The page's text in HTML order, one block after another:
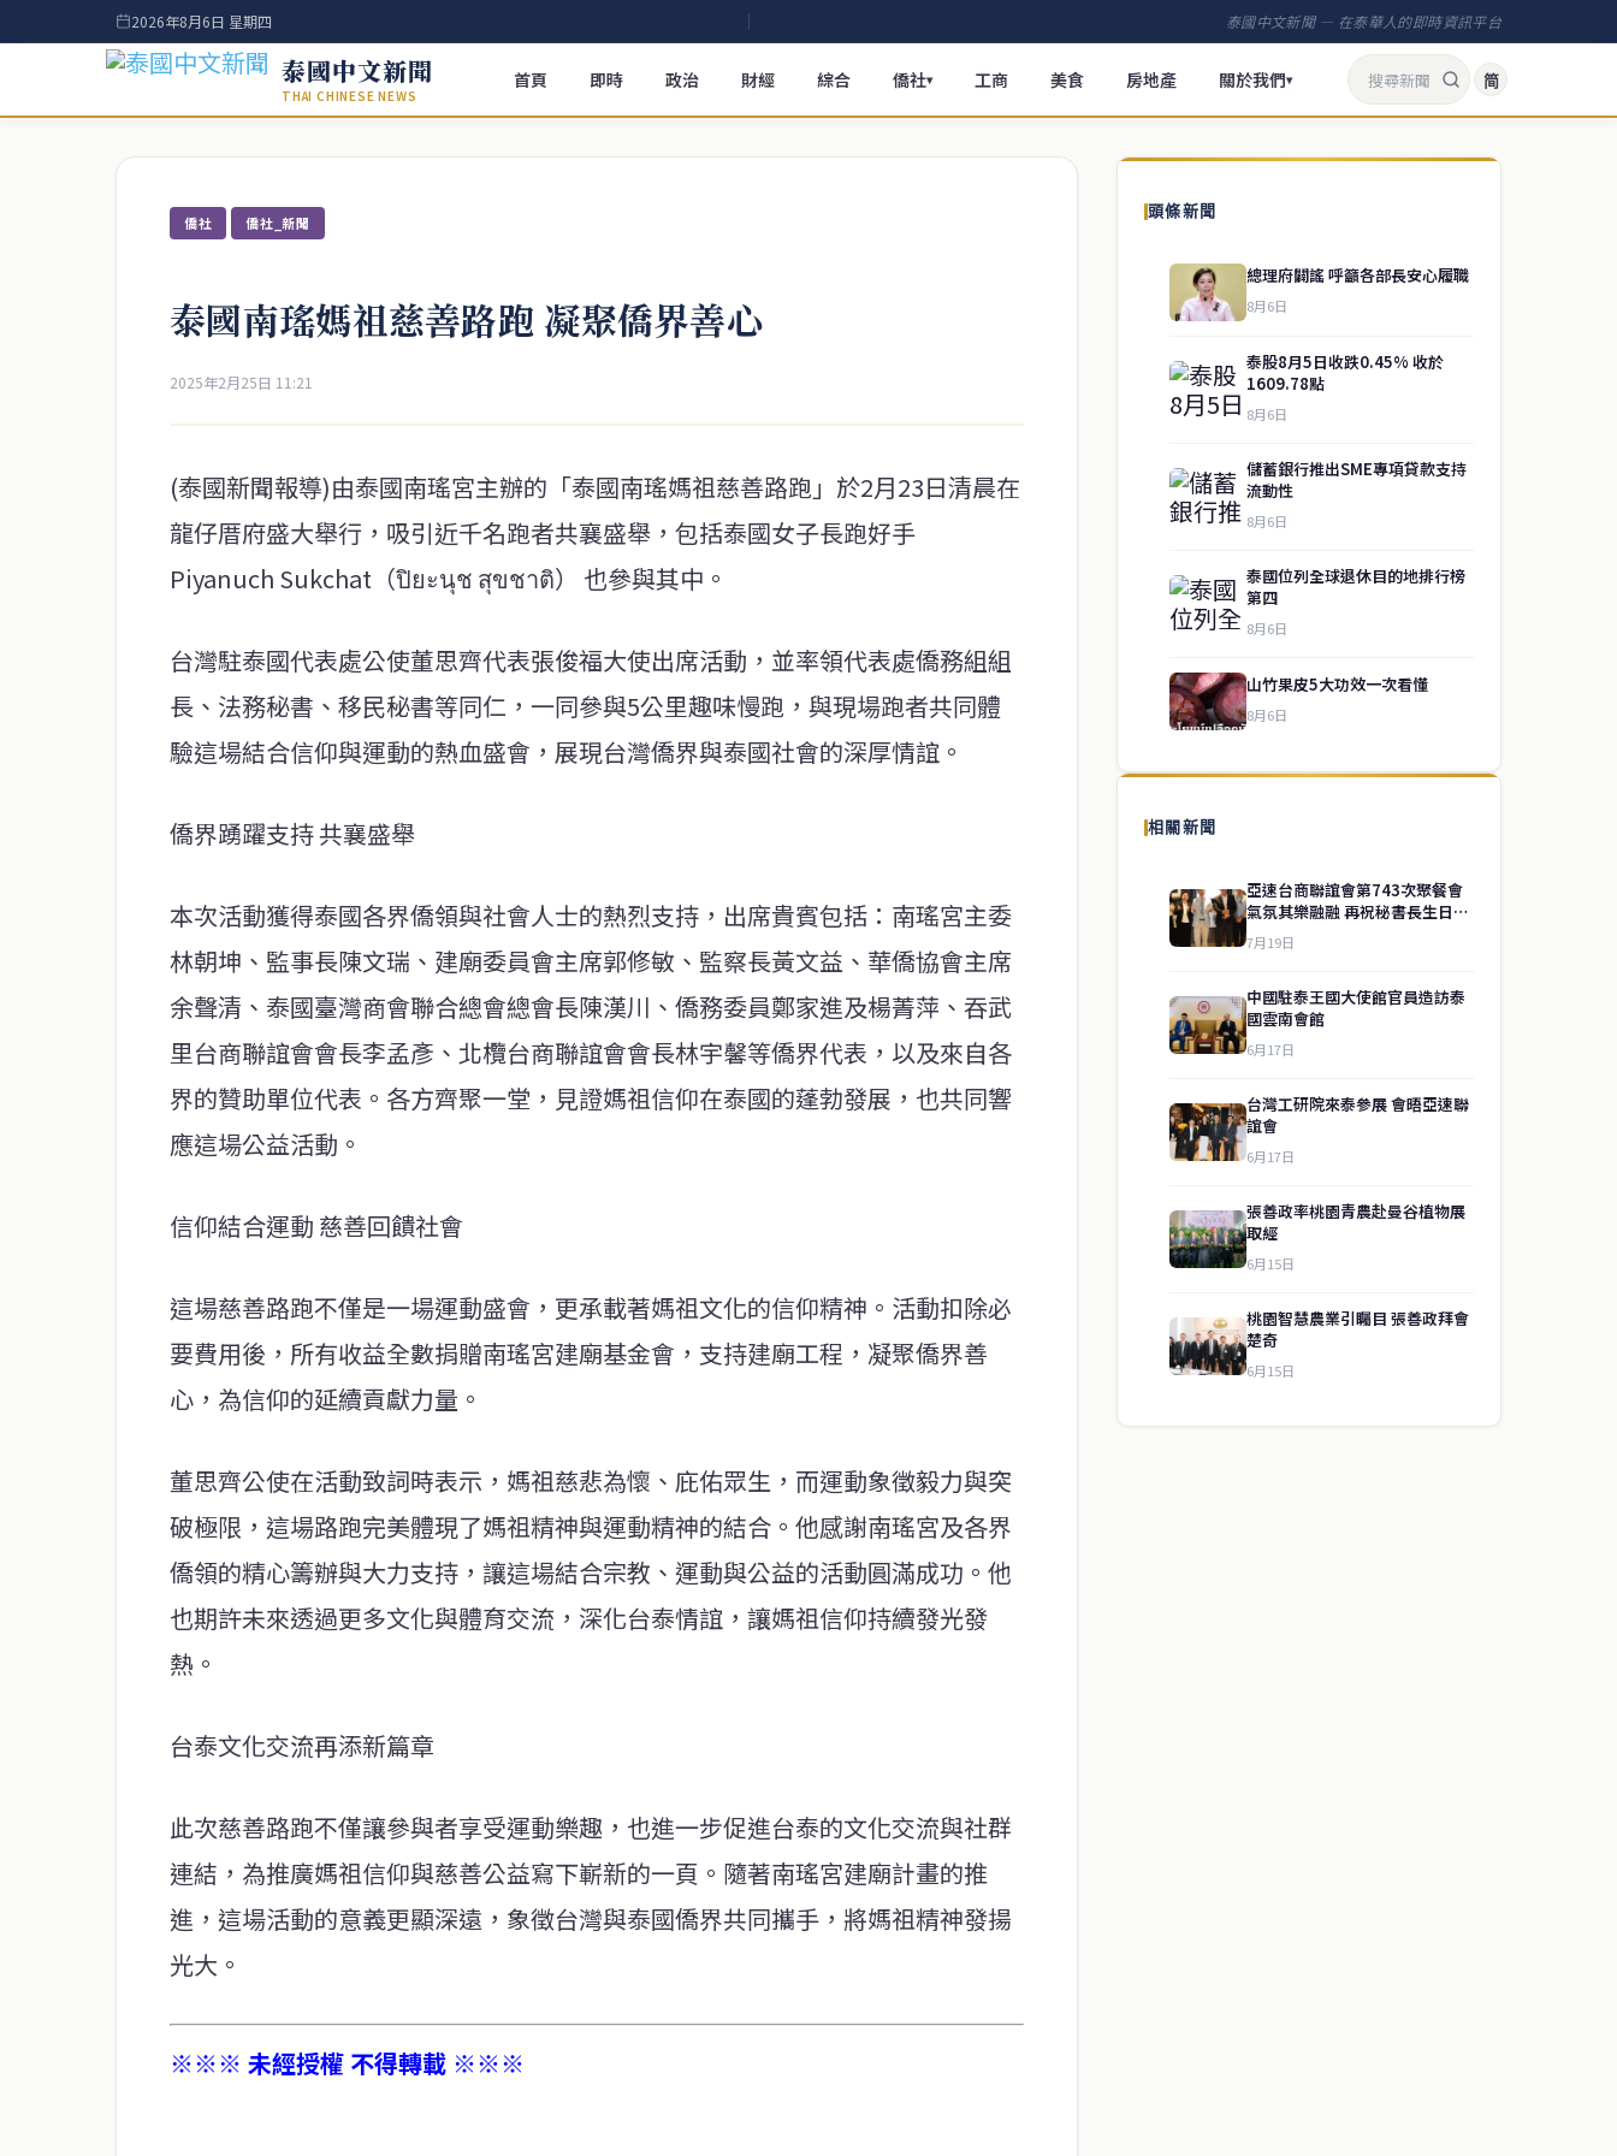
2026年8月6日 星期四 泰國中文新聞 — 在泰華人的即時資訊平台
泰國中文新聞
THAI CHINESE NEWS
首頁 即時 政治 財經 綜合 僑社▾ 工商 美食 房地產 關於我們▾ 简
僑社 僑社_新聞
泰國南瑤媽祖慈善路跑 凝聚僑界善心
2025年2月25日 11:21
(泰國新聞報導)由泰國南瑤宮主辦的「泰國南瑤媽祖慈善路跑」於2月23日清晨在
龍仔厝府盛大舉行，吸引近千名跑者共襄盛舉，包括泰國女子長跑好手
Piyanuch Sukchat（ปิยะนุช สุขชาติ） 也參與其中。
台灣駐泰國代表處公使董思齊代表張俊福大使出席活動，並率領代表處僑務組組
長、法務秘書、移民秘書等同仁，一同參與5公里趣味慢跑，與現場跑者共同體
驗這場結合信仰與運動的熱血盛會，展現台灣僑界與泰國社會的深厚情誼。
僑界踴躍支持 共襄盛舉
本次活動獲得泰國各界僑領與社會人士的熱烈支持，出席貴賓包括：南瑤宮主委
林朝坤、監事長陳文瑞、建廟委員會主席郭修敏、監察長黃文益、華僑協會主席
余聲清、泰國臺灣商會聯合總會總會長陳漢川、僑務委員鄭家進及楊菁萍、吞武
里台商聯誼會會長李孟彥、北欖台商聯誼會會長林宇馨等僑界代表，以及來自各
界的贊助單位代表。各方齊聚一堂，見證媽祖信仰在泰國的蓬勃發展，也共同響
應這場公益活動。
信仰結合運動 慈善回饋社會
這場慈善路跑不僅是一場運動盛會，更承載著媽祖文化的信仰精神。活動扣除必
要費用後，所有收益全數捐贈南瑤宮建廟基金會，支持建廟工程，凝聚僑界善
心，為信仰的延續貢獻力量。
董思齊公使在活動致詞時表示，媽祖慈悲為懷、庇佑眾生，而運動象徵毅力與突
破極限，這場路跑完美體現了媽祖精神與運動精神的結合。他感謝南瑤宮及各界
僑領的精心籌辦與大力支持，讓這場結合宗教、運動與公益的活動圓滿成功。他
也期許未來透過更多文化與體育交流，深化台泰情誼，讓媽祖信仰持續發光發
熱。
台泰文化交流再添新篇章
此次慈善路跑不僅讓參與者享受運動樂趣，也進一步促進台泰的文化交流與社群
連結，為推廣媽祖信仰與慈善公益寫下嶄新的一頁。隨著南瑤宮建廟計畫的推
進，這場活動的意義更顯深遠，象徵台灣與泰國僑界共同攜手，將媽祖精神發揚
光大。
※※※ 未經授權 不得轉載 ※※※
頭條新聞
總理府闢謠 呼籲各部長安心履職
8月6日
泰股8月5日收跌0.45% 收於
1609.78點
8月6日
儲蓄銀行推出SME專項貸款支持
流動性
8月6日
泰國位列全球退休目的地排行榜
第四
8月6日
山竹果皮5大功效一次看懂
8月6日
相關新聞
亞速台商聯誼會第743次聚餐會
氣氛其樂融融 再祝秘書長生日快
樂
7月19日
中國駐泰王國大使館官員造訪泰
國雲南會館
6月17日
台灣工研院來泰參展 會晤亞速聯
誼會
6月17日
張善政率桃園青農赴曼谷植物展
取經
6月15日
桃園智慧農業引矚目 張善政拜會
楚奇
6月15日